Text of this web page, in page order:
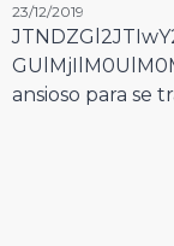
23/12/2019
ansioso para se